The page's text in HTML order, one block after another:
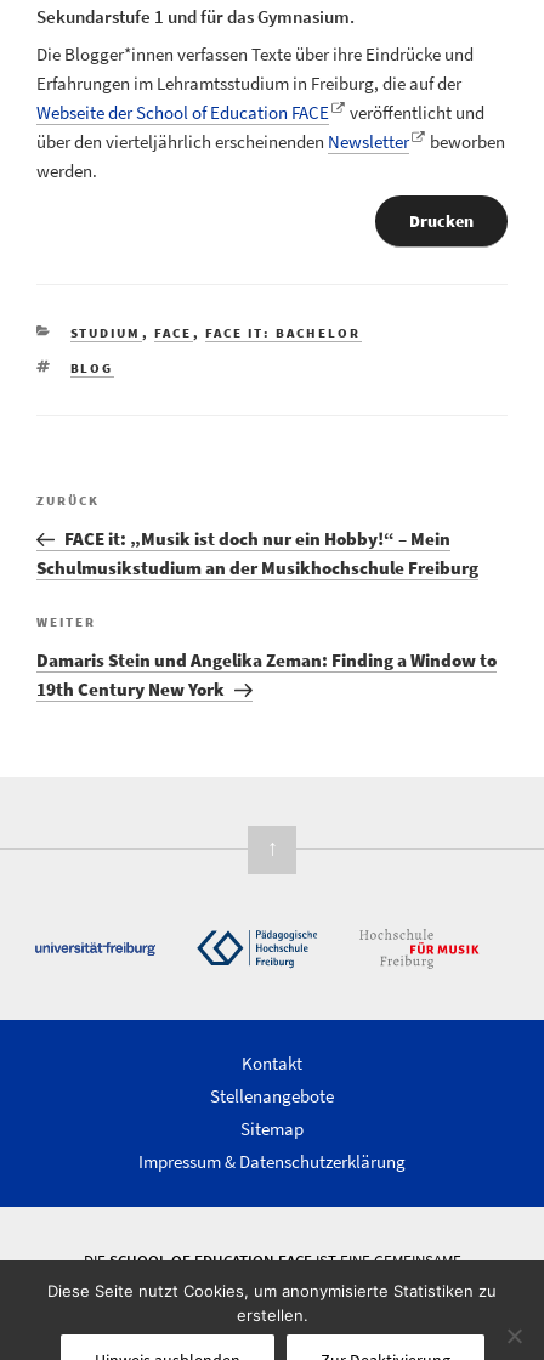
Sekundarstufe 1 und für das Gymnasium.
Die Blogger*innen verfassen Texte über ihre Eindrücke und
Erfahrungen im Lehramtsstudium in Freiburg, die auf der
Webseite der School of Education FACE
veröffentlicht und
über den vierteljährlich erscheinenden Newsletter
beworben
werden.
Drucken
KATEGORIEN
STUDIUM , FACE , FACE IT: BACHELOR
SCHLAGWÖRTER
BLOG
Beitragsnavigation
Vorheriger
Beitrag
ZURÜCK
FACE it: „Musik ist doch nur ein Hobby!“ – Mein
Schulmusikstudium an der Musikhochschule Freiburg
Nächster
Beitrag
WEITER
Damaris Stein und Angelika Zeman: Finding a Window to
19th Century New York
↑
Kontakt
Stellenangebote
Sitemap
Impressum & Datenschutzerklärung
DIESCHOOL OF EDUCATION FACEIST EINE GEMEINSAME
WISSENSCHAFTLICHE EINRICHTUNG DER ALBERT-LUDWIGS-UNIVERSITÄT
FREIBURG, DER PÄDAGOGISCHEN HOCHSCHULE FREIBURG UND DER
HOCHSCHULE FÜR MUSIK FREIBURG.
Diese Seite nutzt Cookies, um anonymisierte Statistiken zu
erstellen.